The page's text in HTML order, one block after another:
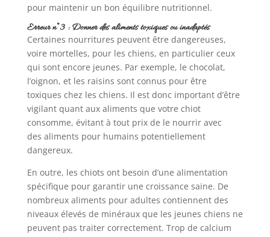
pour maintenir un bon équilibre nutritionnel.
Erreur n°3 : Donner des aliments toxiques ou inadaptés
Certaines nourritures peuvent être dangereuses,
voire mortelles, pour les chiens, en particulier ceux
qui sont encore jeunes. Par exemple, le chocolat,
l’oignon, et les raisins sont connus pour être
toxiques chez les chiens. Il est donc important d’être
vigilant quant aux aliments que votre chiot
consomme, évitant à tout prix de le nourrir avec
des aliments pour humains potentiellement
dangereux.
En outre, les chiots ont besoin d’une alimentation
spécifique pour garantir une croissance saine. De
nombreux aliments pour adultes contiennent des
niveaux élevés de minéraux que les jeunes chiens ne
peuvent pas traiter correctement. Trop de calcium